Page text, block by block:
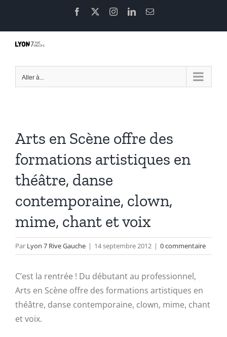
contenu
Facebook InstagramLinkedInEmail
Aller à...
Arts en Scène offre des
formations artistiques en
théâtre, danse
contemporaine, clown,
mime, chant et voix
Par Lyon 7 Rive Gauche | 14 septembre 2012 | 0 commentaire
C’est la rentrée ! Du débutant au professionnel,
Arts en Scène offre des formations artistiques en
théâtre, danse contemporaine, clown, mime, chant
et voix.